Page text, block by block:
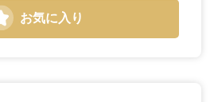
お気に入り